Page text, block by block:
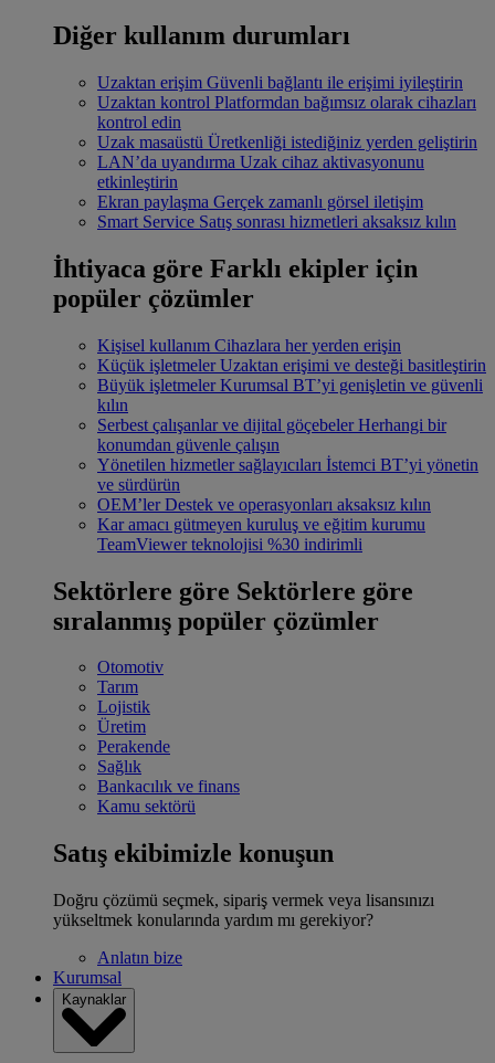
Diğer kullanım durumları
Uzaktan erişim Güvenli bağlantı ile erişimi iyileştirin
Uzaktan kontrol Platformdan bağımsız olarak cihazları
kontrol edin
Uzak masaüstü Üretkenliği istediğiniz yerden geliştirin
LAN’da uyandırma Uzak cihaz aktivasyonunu
etkinleştirin
Ekran paylaşma Gerçek zamanlı görsel iletişim
Smart Service Satış sonrası hizmetleri aksaksız kılın
İhtiyaca göre Farklı ekipler için
popüler çözümler
Kişisel kullanım Cihazlara her yerden erişin
Küçük işletmeler Uzaktan erişimi ve desteği basitleştirin
Büyük işletmeler Kurumsal BT’yi genişletin ve güvenli
kılın
Serbest çalışanlar ve dijital göçebeler Herhangi bir
konumdan güvenle çalışın
Yönetilen hizmetler sağlayıcıları İstemci BT’yi yönetin
ve sürdürün
OEM’ler Destek ve operasyonları aksaksız kılın
Kar amacı gütmeyen kuruluş ve eğitim kurumu
TeamViewer teknolojisi %30 indirimli
Sektörlere göre Sektörlere göre
sıralanmış popüler çözümler
Otomotiv
Tarım
Lojistik
Üretim
Perakende
Sağlık
Bankacılık ve finans
Kamu sektörü
Satış ekibimizle konuşun
Doğru çözümü seçmek, sipariş vermek veya lisansınızı
yükseltmek konularında yardım mı gerekiyor?
Anlatın bize
Kurumsal
Kaynaklar